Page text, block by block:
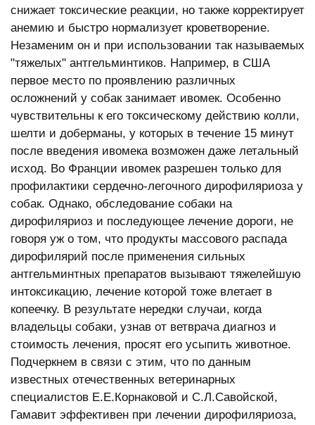
снижает токсические реакции, но также корректирует
анемию и быстро нормализует кроветворение.
Незаменим он и при использовании так называемых
"тяжелых" антгельминтиков. Например, в США
первое место по проявлению различных
осложнений у собак занимает ивомек. Особенно
чувствительны к его токсическому действию колли,
шелти и доберманы, у которых в течение 15 минут
после введения ивомека возможен даже летальный
исход. Во Франции ивомек разрешен только для
профилактики сердечно-легочного дирофиляриоза у
собак. Однако, обследование собаки на
дирофиляриоз и последующее лечение дороги, не
говоря уж о том, что продукты массового распада
дирофилярий после применения сильных
антгельминтных препаратов вызывают тяжелейшую
интоксикацию, лечение которой тоже влетает в
копеечку. В результате нередки случаи, когда
владельцы собаки, узнав от ветврача диагноз и
стоимость лечения, просят его усыпить животное.
Подчеркнем в связи с этим, что по данным
известных отечественных ветеринарных
специалистов Е.Е.Корнаковой и С.Л.Савойской,
Гамавит эффективен при лечении дирофиляриоза,